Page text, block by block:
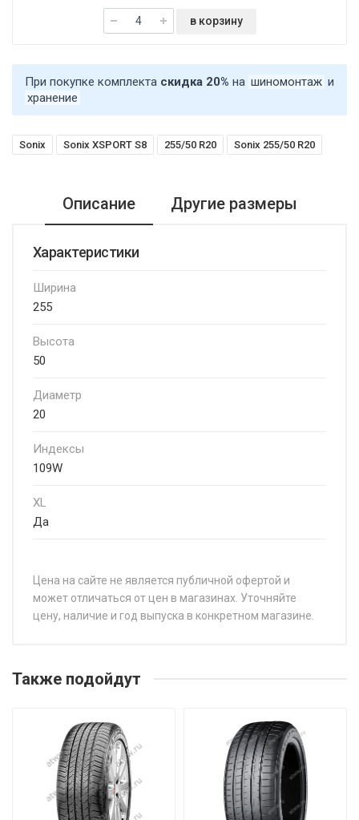
в корзину
При покупке комплекта скидка 20% на шиномонтаж и
хранение
Sonix Sonix XSPORT S8 255/50 R20 Sonix 255/50 R20
Описание Другие размеры
Характеристики
Ширина
255
Высота
50
Диаметр
20
Индексы
109W
XL
Да
Цена на сайте не является публичной офертой и
может отличаться от цен в магазинах. Уточняйте
цену, наличие и год выпуска в конкретном магазине.
Sonix XSPORT S8 195/40R17 81W
Sonix XSPORT S8 195/45R17 85W
Sonix XSPORT S8 195/50R15 82V
Также подойдут